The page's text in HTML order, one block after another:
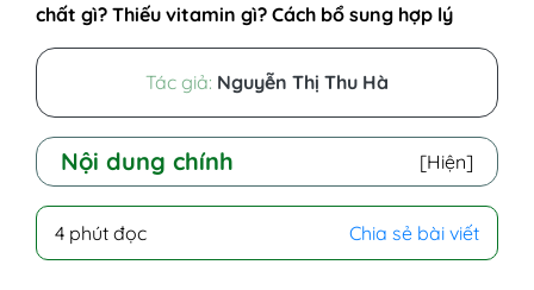
chất gì? Thiếu vitamin gì? Cách bổ sung hợp lý
Tác giả: Nguyễn Thị Thu Hà
Nội dung chính [Hiện]
1. Da khô thiếu Vitamin nhóm B
4 phút đọc Chia sẻ bài viết